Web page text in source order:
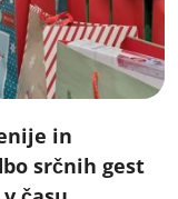
in
srčnih gest